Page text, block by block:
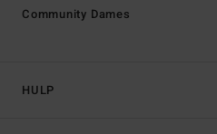
HULP
Community Dames